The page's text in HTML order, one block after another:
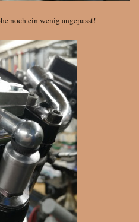
noch ein wenig angepasst!